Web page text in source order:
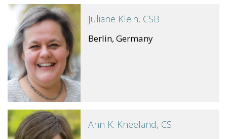
Juliane Klein, CSB
Berlin, Germany
Ann K. Kneeland, CS